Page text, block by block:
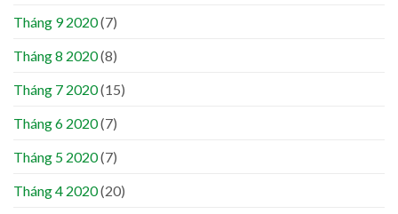
Tháng 9 2020(7)
Tháng 8 2020(8)
Tháng 7 2020(15)
Tháng 6 2020(7)
Tháng 5 2020(7)
Tháng 4 2020(20)